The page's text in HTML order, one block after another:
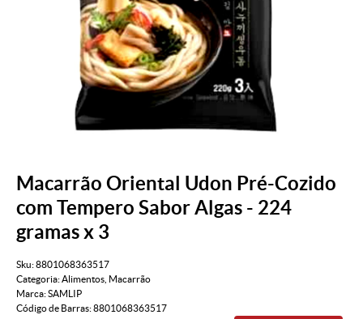
Macarrão Oriental Udon Pré-Cozido
com Tempero Sabor Algas - 224
gramas x 3
Sku:8801068363517
Categoria:Alimentos Macarrão
Marca:SAMLIP
Código de Barras:8801068363517